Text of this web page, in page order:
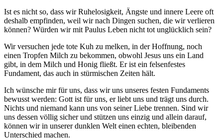
Ist es nicht so, dass wir Ruhelosigkeit, Ängste und innere Leere oft
deshalb empfinden, weil wir nach Dingen suchen, die wir verlieren
können? Würden wir mit Paulus Leben nicht tot unglücklich sein?
Wir versuchen jede tote Kuh zu melken, in der Hoffnung, noch
einen Tropfen Milch zu bekommen, obwohl Jesus uns ein Land
gibt, in dem Milch und Honig fließt. Er ist ein felsenfestes
Fundament, das auch in stürmischen Zeiten hält.
Ich wünsche mir für uns, dass wir uns unseres festen Fundaments
bewusst werden: Gott ist für uns, er liebt uns und trägt uns durch.
Nichts und niemand kann uns von seiner Liebe trennen. Sind wir
uns dessen völlig sicher und stützen uns einzig und allein darauf,
können wir in unserer dunklen Welt einen echten, bleibenden
Unterschied machen.